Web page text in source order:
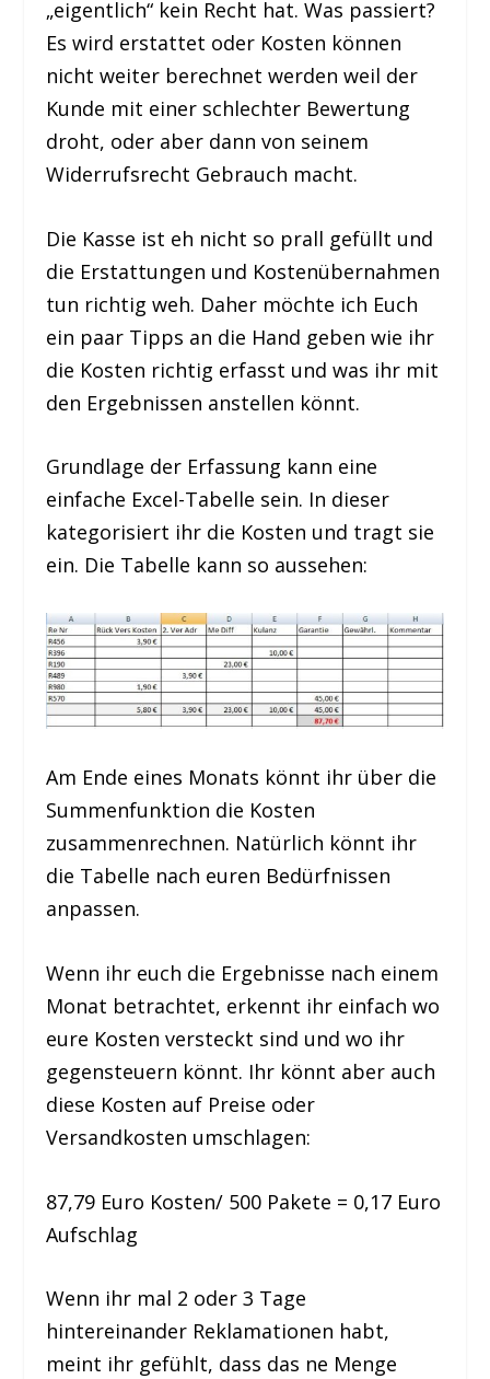
„eigentlich“ kein Recht hat. Was passiert?
Es wird erstattet oder Kosten können
nicht weiter berechnet werden weil der
Kunde mit einer schlechter Bewertung
droht, oder aber dann von seinem
Widerrufsrecht Gebrauch macht.
Die Kasse ist eh nicht so prall gefüllt und
die Erstattungen und Kostenübernahmen
tun richtig weh. Daher möchte ich Euch
ein paar Tipps an die Hand geben wie ihr
die Kosten richtig erfasst und was ihr mit
den Ergebnissen anstellen könnt.
Grundlage der Erfassung kann eine
einfache Excel-Tabelle sein. In dieser
kategorisiert ihr die Kosten und tragt sie
ein. Die Tabelle kann so aussehen:
Am Ende eines Monats könnt ihr über die
Summenfunktion die Kosten
zusammenrechnen. Natürlich könnt ihr
die Tabelle nach euren Bedürfnissen
anpassen.
Wenn ihr euch die Ergebnisse nach einem
Monat betrachtet, erkennt ihr einfach wo
eure Kosten versteckt sind und wo ihr
gegensteuern könnt. Ihr könnt aber auch
diese Kosten auf Preise oder
Versandkosten umschlagen:
87,79 Euro Kosten/ 500 Pakete = 0,17 Euro
Aufschlag
Wenn ihr mal 2 oder 3 Tage
hintereinander Reklamationen habt,
meint ihr gefühlt, dass das ne Menge